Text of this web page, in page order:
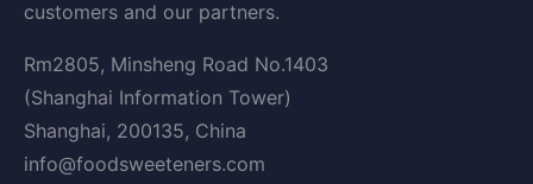
customers and our partners.
Rm2805, Minsheng Road No.1403
(Shanghai Information Tower)
Shanghai, 200135, China
info@foodsweeteners.com